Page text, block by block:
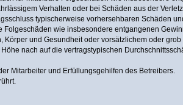
Verhalten oder bei Schäden aus der
typischerweise vorhersehbaren Schäden
Folgeschäden wie insbesondere entgangenen
und Gesundheit oder vorsätzlichem oder
nach auf die vertragstypischen
Mitarbeiter und Erfüllungsgehilfen des Betreibers.